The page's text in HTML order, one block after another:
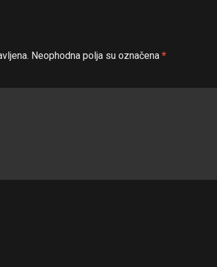
Neophodna polja su označena *